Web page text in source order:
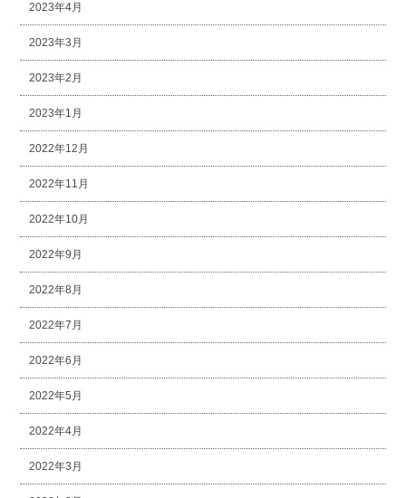
2023年4月
2023年3月
2023年2月
2023年1月
2022年12月
2022年11月
2022年10月
2022年9月
2022年8月
2022年7月
2022年6月
2022年5月
2022年4月
2022年3月